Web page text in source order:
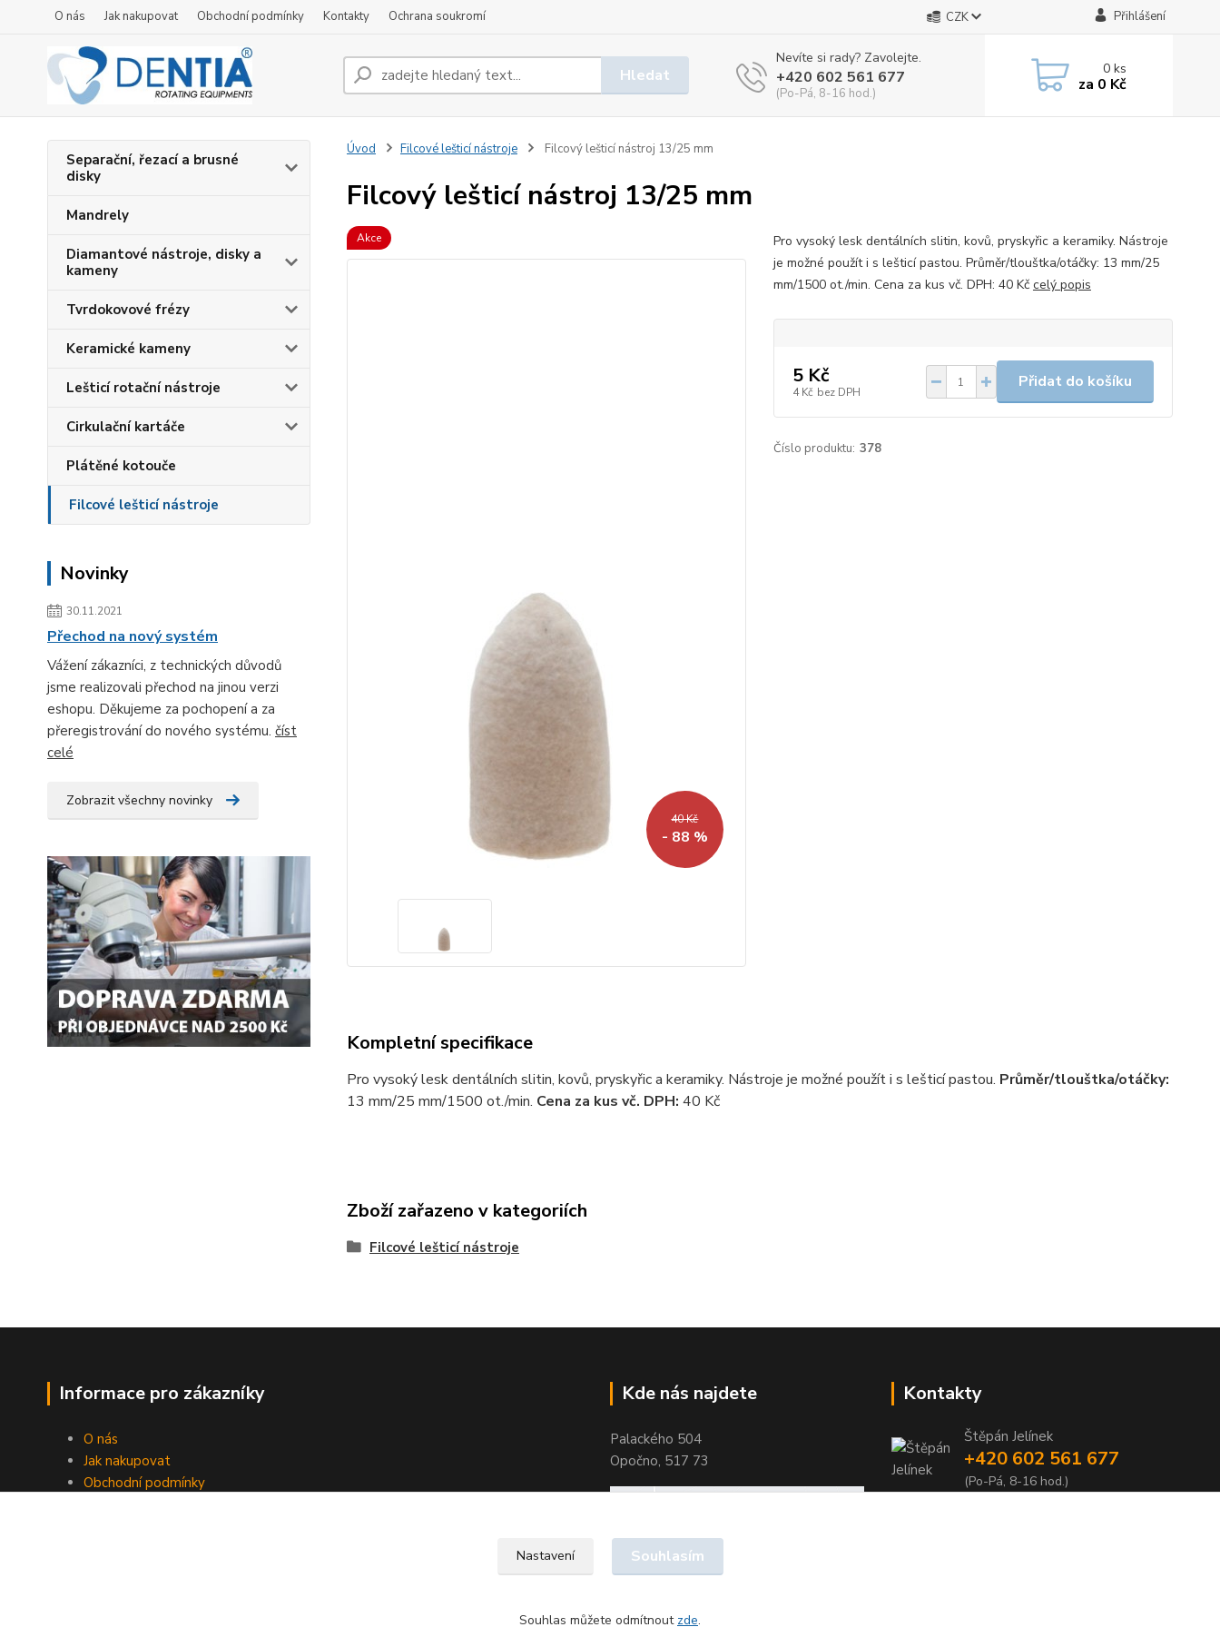
O nás Jak nakupovat Obchodní podmínky Kontakty Ochrana soukromí CZK Přihlášení
Hledat
Nevíte si rady? Zavolejte.
+420 602 561 677
(Po-Pá, 8-16 hod.)
0ks
za 0 Kč
Separační, řezací a brusné
disky
Mandrely
Diamantové nástroje, disky a
kameny
Tvrdokovové frézy
Keramické kameny
Lešticí rotační nástroje
Cirkulační kartáče
Plátěné kotouče
Filcové lešticí nástroje
Novinky
30.11.2021
Přechod na nový systém
Vážení zákazníci, z technických důvodů
jsme realizovali přechod na jinou verzi
eshopu. Děkujeme za pochopení a za
přeregistrování do nového systému. číst
celé
Zobrazit všechny novinky
Úvod Filcové lešticí nástroje Filcový lešticí nástroj 13/25 mm
Filcový lešticí nástroj 13/25 mm
Akce
40 Kč
- 88 %
Pro vysoký lesk dentálních slitin, kovů, pryskyřic a keramiky. Nástroje
je možné použít i s lešticí pastou. Průměr/tlouštka/otáčky: 13 mm/25
mm/1500 ot./min. Cena za kus vč. DPH: 40 Kč celý popis
5 Kč
4 Kč bez DPH
Přidat do košíku
Číslo produktu: 378
Kompletní specifikace
Pro vysoký lesk dentálních slitin, kovů, pryskyřic a keramiky. Nástroje je možné použít i s lešticí pastou. Průměr/tlouštka/otáčky:
13 mm/25 mm/1500 ot./min. Cena za kus vč. DPH: 40 Kč
Zboží zařazeno v kategoriích
Filcové lešticí nástroje
Informace pro zákazníky
O nás
Jak nakupovat
Obchodní podmínky
Kde nás najdete
Palackého 504
Opočno, 517 73
Kontakty
Štěpán Jelínek
+420 602 561 677
(Po-Pá, 8-16 hod.)
Nastavení Souhlasím
Souhlas můžete odmítnout zde.